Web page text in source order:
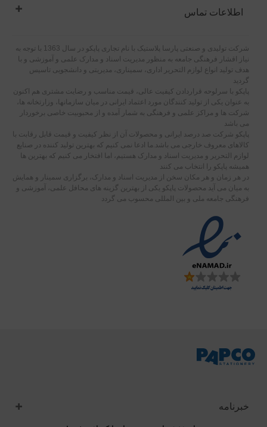
اطلاعات تماس
شرکت تولیدی و صنعتی پارسا پلاستیک با نام تجاری پاپکو در سال 1363 با توجه به
نیاز اقشار فرهنگی جامعه به منظور مدیریت اسناد و مدارک علمی و آموزشی و با
هدف تولید انواع لوازم التحریر اداری، سمیناری، مدیریتی و دانشجویی تاسیس
گردید
پاپکو با سرلوحه قراردادن کیفیت عالی، قیمت مناسب و رضایت مشتری هم اکنون
به عنوان یکی از تولید کنندگان مورد اعتماد ایرانی در میان سازمانها، وزارتخانه ها،
شرکت ها و مراکز علمی و فرهنگی به شمار آمده و از محبوبیت خاصی برخوردار
می باشد
پاپکو شرکت صد درصد ایرانی و محصولات آن از نظر کیفیت و قیمت قابل رقابت با
کالاهای معروف خارجی می باشد.ما ادعا نمی کنیم که بهترین تولید کننده در صنایع
لوازم التحریر و مدیریت اسناد و مدارک هستیم، اما افتخار می کنیم که بهترین ها
همیشه پاپکو را انتخاب می کنند
در هر زمان و هر مکان سخن از مدیریت اسناد و مدارک، برگزاری سمینار و همایش
به میان می آید محصولات پاپکو یکی از بهترین گزینه های محافل علمی، آموزشی و
فرهنگی جامعه ملی و بین المللی محسوب می گردد
خبرنامه